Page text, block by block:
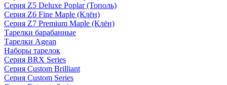
Серия Z5 Deluxe Poplar (Тополь)
Серия Z6 Fine Maple (Клён)
Серия Z7 Premium Maple (Клён)
Тарелки барабанные
Тарелки Agean
Наборы тарелок
Серия BRX Series
Серия Custom Brilliant
Серия Custom Series